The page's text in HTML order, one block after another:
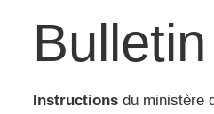
Instructions du ministère